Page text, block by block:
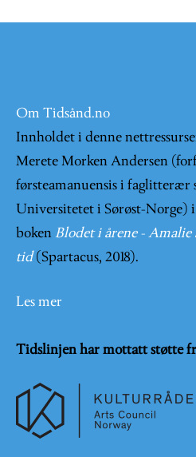
Om Tidsånd.no
Innholdet i denne
Merete Morken Andersen
førsteamanuensis i faglitterær
Universitetet i Sørøst-Norge)
boken Blodet i årene - Amalie
tid (Spartacus, 2018).
Les mer
Tidslinjen har mottatt støtte